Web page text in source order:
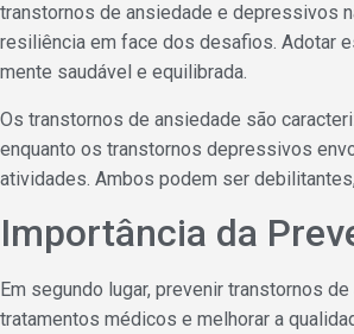
transtornos de ansiedade e depressivos
resiliência em face dos desafios. Adotar
mente saudável e equilibrada.
Os transtornos de ansiedade são
enquanto os transtornos depressivos
atividades. Ambos podem ser
Importância da
Em segundo lugar, prevenir transtornos
tratamentos médicos e melhorar a